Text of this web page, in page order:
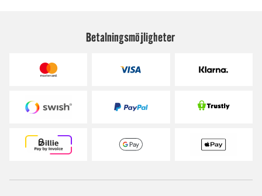
Betalningsmöjligheter